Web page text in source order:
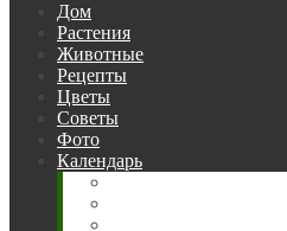
Дом
Растения
Животные
Рецепты
Цветы
Советы
Фото
Календарь